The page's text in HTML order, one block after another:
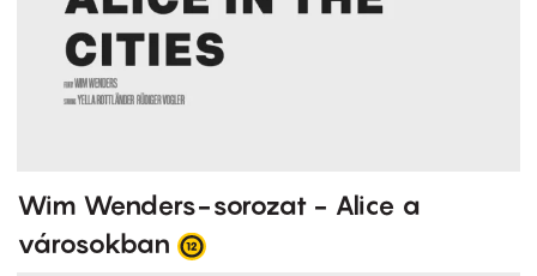
Wim Wenders-sorozat - Alice a
városokban